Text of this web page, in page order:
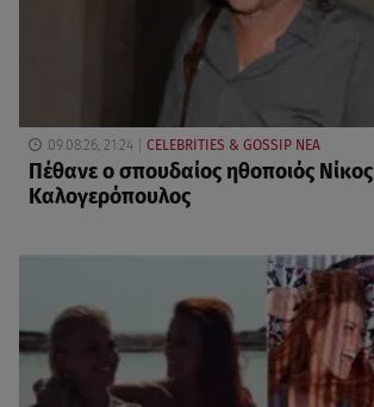
09.08.26, 21:24 CELEBRITIES & GOSSIP ΝΕΑ
Πέθανε ο σπουδαίος ηθοποιός Νίκος
Καλογερόπουλος